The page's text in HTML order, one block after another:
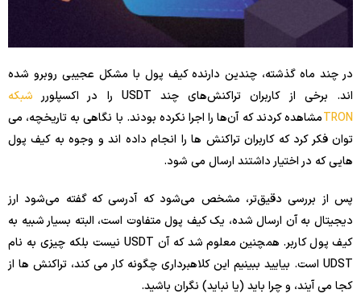
در چند ماه گذشته، چندین دارنده کیف پول با مشکل عجیبی روبرو شده
اند. برخی از کاربران تراکنش‌های چند USDT را در اکسپلورر
شبکه
TRONمشاهده کردند که آن‌ها را اجرا نکرده بودند. با نگاهی به تاریخچه، می
توان فکر کرد که کاربران تراکنش ها را انجام داده اند و وجوه به کیف پول
هایی که در اختیار داشتند ارسال می شود.
پس از بررسی دقیق‌تر، مشخص می‌شود که آدرسی که گفته می‌شود ارز
دیجیتال به آن ارسال شده، یک کیف پول متفاوت است، البته بسیار شبیه به
کیف پول کاربر. همچنین معلوم شد که آن USDT نیست بلکه چیزی به نام
UDST است. بیایید ببینیم این کلاهبرداری چگونه کار می کند، تراکنش ها از
کجا می آیند، و چرا باید (یا نباید) نگران باشید.